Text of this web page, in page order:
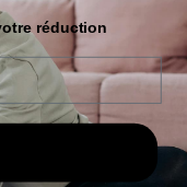
uneépaisseur
blessures
Ce tapis de yoga
à vos
la réalisation des
réduction